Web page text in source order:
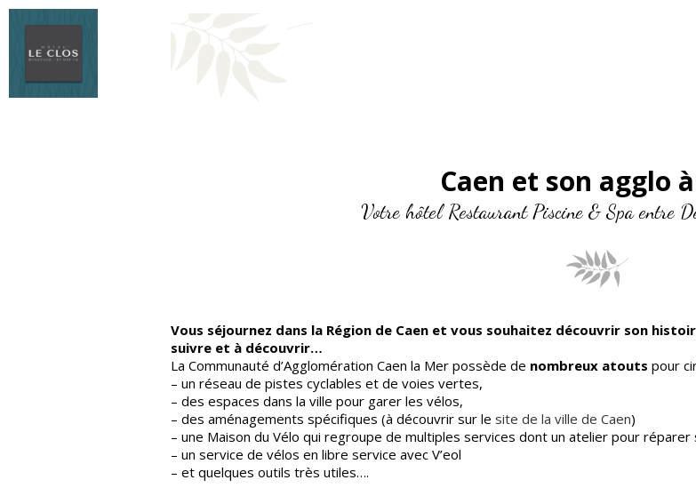
Caen et son agglo
Votre hôtel Restaurant Piscine & Spa entre
Vous séjournez dans la Région de Caen et vous souhaitez découvrir son
suivre et à découvrir…
La Communauté d’Agglomération Caen la Mer possède de nombreux atouts pour
– un réseau de pistes cyclables et de voies vertes,
– des espaces dans la ville pour garer les vélos,
– des aménagements spécifiques (à découvrir sur le site de la ville de Caen)
– une Maison du Vélo qui regroupe de multiples services dont un atelier pour réparer
– un service de vélos en libre service avec V’eol
– et quelques outils très utiles….